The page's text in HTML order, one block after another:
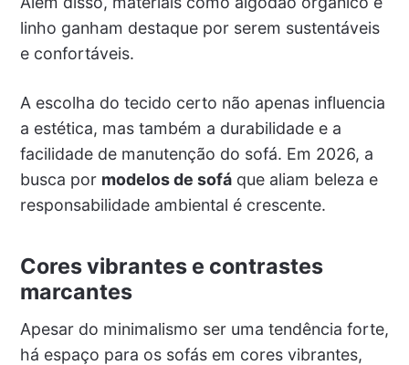
linho ganham destaque por serem sustentáveis
e confortáveis.
A escolha do tecido certo não apenas influencia
a estética, mas também a durabilidade e a
facilidade de manutenção do sofá. Em 2026, a
busca por modelos de sofáque aliam beleza e
responsabilidade ambiental é crescente.
Cores vibrantes e contrastes
marcantes
Apesar do minimalismo ser uma tendência forte,
há espaço para os sofás em cores vibrantes,